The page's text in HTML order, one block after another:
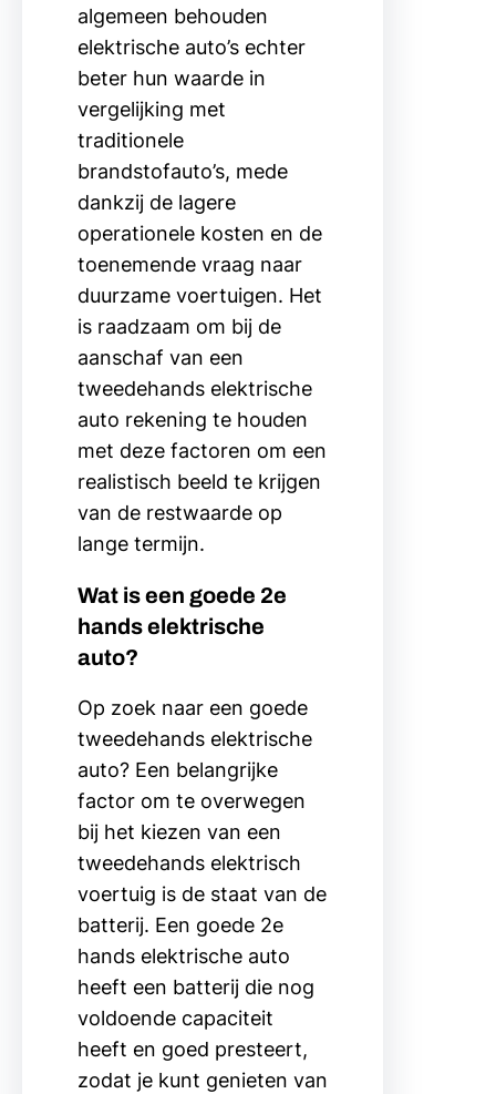
algemeen behouden
elektrische auto’s echter
beter hun waarde in
vergelijking met
traditionele
brandstofauto’s, mede
dankzij de lagere
operationele kosten en de
toenemende vraag naar
duurzame voertuigen. Het
is raadzaam om bij de
aanschaf van een
tweedehands elektrische
auto rekening te houden
met deze factoren om een
realistisch beeld te krijgen
van de restwaarde op
lange termijn.
Wat is een goede 2e
hands elektrische
auto?
Op zoek naar een goede
tweedehands elektrische
auto? Een belangrijke
factor om te overwegen
bij het kiezen van een
tweedehands elektrisch
voertuig is de staat van de
batterij. Een goede 2e
hands elektrische auto
heeft een batterij die nog
voldoende capaciteit
heeft en goed presteert,
zodat je kunt genieten van